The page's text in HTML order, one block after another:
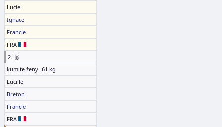
Lucie
Ignace
Francie
FRA
2. 🥈
kumite ženy -61 kg
Lucille
Breton
Francie
FRA